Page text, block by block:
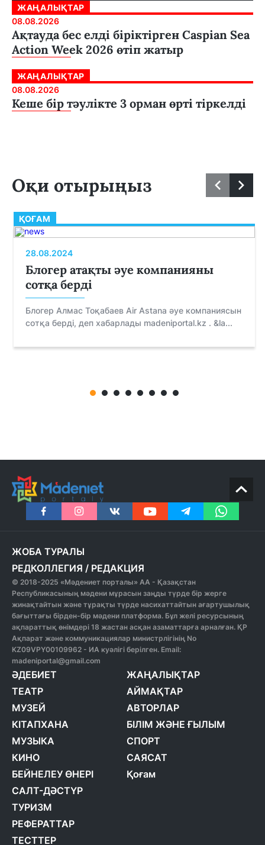
ЖАҢАЛЫҚТАР
08.08.2026
Ақтауда бес елді біріктірген Caspian Sea
Action Week 2026 өтіп жатыр
ЖАҢАЛЫҚТАР
08.08.2026
Кеше бір тәулікте 3 орман өрті тіркелді
Оқи отырыңыз
ҚОҒАМ
28.08.2024
Блогер атақты әуе компанияны
сотқа берді
Блогер Алмас Тоқабаев Air Astana әуе компаниясын
сотқа берді, деп хабарлады madeniportal.kz . &la...
ЖОБА ТУРАЛЫ
РЕДКОЛЛЕГИЯ / РЕДАКЦИЯ
© 2018-2025 «Мәдениет порталы» АА - Қазақстан
Республикасының мәдени мұрасын заңды түрде бір жерге
жинақтайтын және тұрақты түрде насихаттайтын ағартушылық
бағыттағы бірден-бір мәдени платформа. Бұл желі ресурсының
ақпараттық өнімдері 18 жастан асқан азаматтарға арналған. ҚР
Ақпарат және коммуникациялар министрлігінің No
KZ09VPY00109962 - ИА куәлігі берілген. Email:
madeniportal@gmail.com
ӘДЕБИЕТ
ТЕАТР
МУЗЕЙ
КІТАПХАНА
МУЗЫКА
КИНО
БЕЙНЕЛЕУ ӨНЕРІ
САЛТ-ДӘСТҮР
ТУРИЗМ
РЕФЕРАТТАР
ТЕСТТЕР
ЖАҢАЛЫҚТАР
АЙМАҚТАР
АВТОРЛАР
БІЛІМ ЖӘНЕ ҒЫЛЫМ
СПОРТ
САЯСАТ
Қоғам